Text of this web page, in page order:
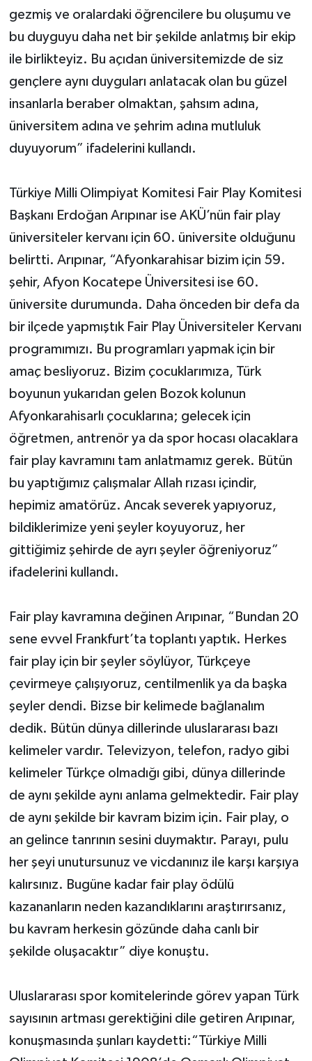
gezmiş ve oralardaki öğrencilere bu oluşumu ve
bu duyguyu daha net bir şekilde anlatmış bir ekip
ile birlikteyiz. Bu açıdan üniversitemizde de siz
gençlere aynı duyguları anlatacak olan bu güzel
insanlarla beraber olmaktan, şahsım adına,
üniversitem adına ve şehrim adına mutluluk
duyuyorum” ifadelerini kullandı.
Türkiye Milli Olimpiyat Komitesi Fair Play Komitesi
Başkanı Erdoğan Arıpınar ise AKÜ’nün fair play
üniversiteler kervanı için 60. üniversite olduğunu
belirtti. Arıpınar, “Afyonkarahisar bizim için 59.
şehir, Afyon Kocatepe Üniversitesi ise 60.
üniversite durumunda. Daha önceden bir defa da
bir ilçede yapmıştık Fair Play Üniversiteler Kervanı
programımızı. Bu programları yapmak için bir
amaç besliyoruz. Bizim çocuklarımıza, Türk
boyunun yukarıdan gelen Bozok kolunun
Afyonkarahisarlı çocuklarına; gelecek için
öğretmen, antrenör ya da spor hocası olacaklara
fair play kavramını tam anlatmamız gerek. Bütün
bu yaptığımız çalışmalar Allah rızası içindir,
hepimiz amatörüz. Ancak severek yapıyoruz,
bildiklerimize yeni şeyler koyuyoruz, her
gittiğimiz şehirde de ayrı şeyler öğreniyoruz”
ifadelerini kullandı.
Fair play kavramına değinen Arıpınar, “Bundan 20
sene evvel Frankfurt’ta toplantı yaptık. Herkes
fair play için bir şeyler söylüyor, Türkçeye
çevirmeye çalışıyoruz, centilmenlik ya da başka
şeyler dendi. Bizse bir kelimede bağlanalım
dedik. Bütün dünya dillerinde uluslararası bazı
kelimeler vardır. Televizyon, telefon, radyo gibi
kelimeler Türkçe olmadığı gibi, dünya dillerinde
de aynı şekilde aynı anlama gelmektedir. Fair play
de aynı şekilde bir kavram bizim için. Fair play, o
an gelince tanrının sesini duymaktır. Parayı, pulu
her şeyi unutursunuz ve vicdanınız ile karşı karşıya
kalırsınız. Bugüne kadar fair play ödülü
kazananların neden kazandıklarını araştırırsanız,
bu kavram herkesin gözünde daha canlı bir
şekilde oluşacaktır” diye konuştu.
Uluslararası spor komitelerinde görev yapan Türk
sayısının artması gerektiğini dile getiren Arıpınar,
konuşmasında şunları kaydetti:“Türkiye Milli